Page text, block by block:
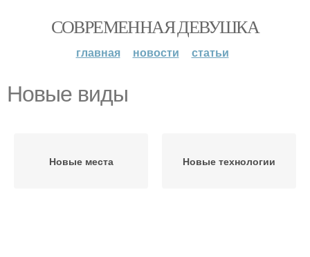
СОВРЕМЕННАЯ ДЕВУШКА
главная новости статьи
Новые виды
Новые места Новые технологии